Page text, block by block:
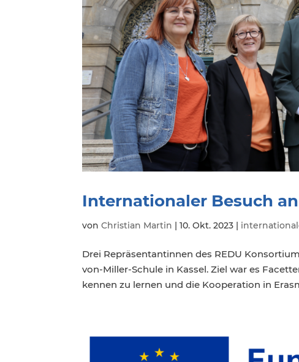
Internationaler Besuch
vonChristian Martin |10. Okt. 2023
Drei Repräsentantinnen des REDU
von-Miller-Schule in Kassel. Ziel war es
kennen zu lernen und die Kooperation in